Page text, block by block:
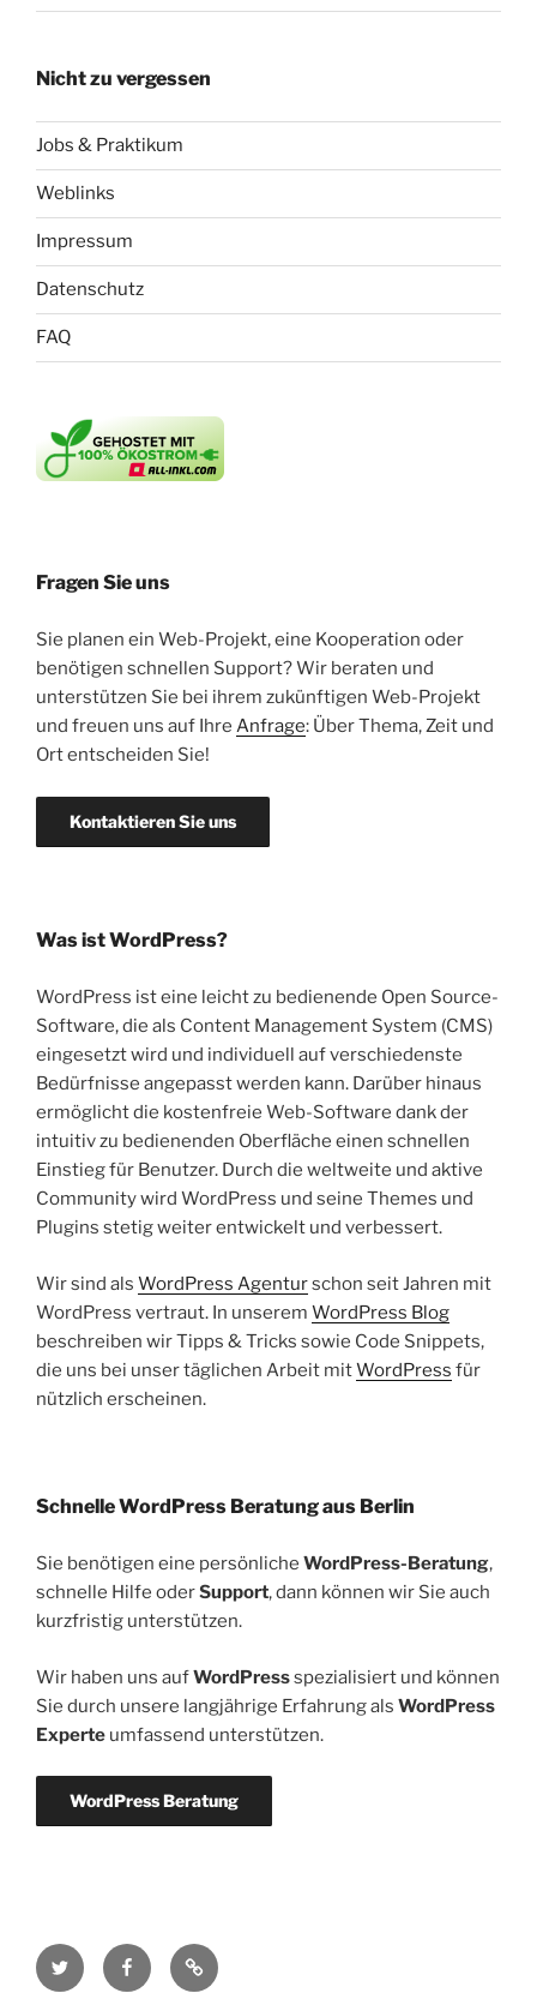
Nicht zu vergessen
Jobs & Praktikum
Weblinks
Impressum
Datenschutz
FAQ
Fragen Sie uns
Sie planen ein Web-Projekt, eine Kooperation oder
benötigen schnellen Support? Wir beraten und
unterstützen Sie bei ihrem zukünftigen Web-Projekt
und freuen uns auf Ihre Anfrage: Über Thema, Zeit und
Ort entscheiden Sie!
Kontaktieren Sie uns
Was ist WordPress?
WordPress ist eine leicht zu bedienende Open Source-
Software, die als Content Management System (CMS)
eingesetzt wird und individuell auf verschiedenste
Bedürfnisse angepasst werden kann. Darüber hinaus
ermöglicht die kostenfreie Web-Software dank der
intuitiv zu bedienenden Oberfläche einen schnellen
Einstieg für Benutzer. Durch die weltweite und aktive
Community wird WordPress und seine Themes und
Plugins stetig weiter entwickelt und verbessert.
Wir sind als WordPress Agenturschon seit Jahren mit
WordPress vertraut. In unserem WordPress Blog
beschreiben wir Tipps & Tricks sowie Code Snippets,
die uns bei unser täglichen Arbeit mitWordPress für
nützlich erscheinen.
Schnelle WordPress Beratung aus Berlin
Sie benötigen eine persönliche WordPress-Beratung,
schnelle Hilfe oderSupport, dann können wir Sie auch
kurzfristig unterstützen.
Wir haben uns aufWordPressspezialisiert und können
Sie durch unsere langjährige Erfahrung als WordPress
Experte umfassend unterstützen.
WordPress Beratung
Twitter FacebookRSS-
Feed